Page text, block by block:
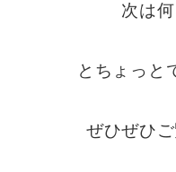
次は
とちょっと
ぜひぜひ